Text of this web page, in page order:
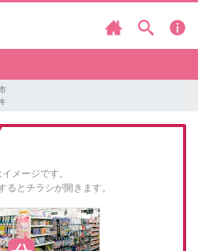
メージです。
るとチラシが開きます。